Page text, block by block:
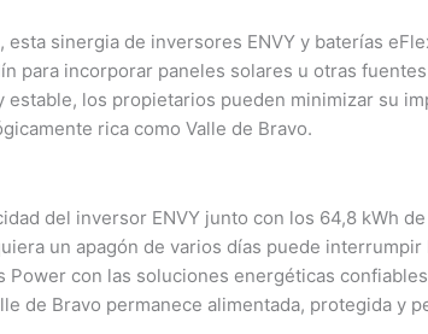
esta sinergia de inversores ENVY y baterías
para incorporar paneles solares u otras
estable, los propietarios pueden minimizar su
rica como Valle de Bravo.
del inversor ENVY junto con los 64,8 kWh
un apagón de varios días puede
con las soluciones energéticas
de Bravo permanece alimentada, protegida y